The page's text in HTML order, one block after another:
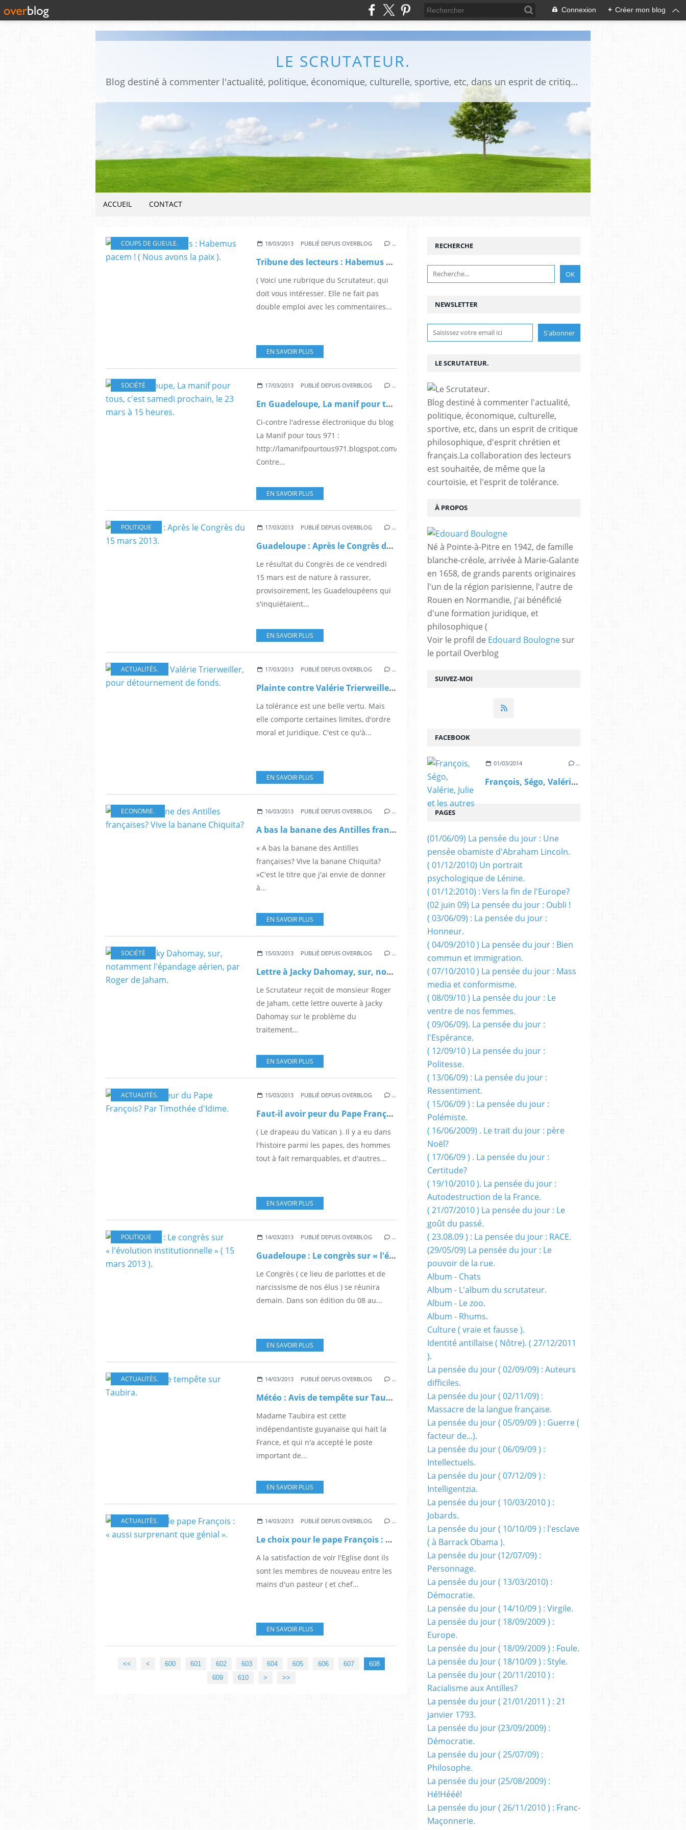
Connexion + Créer mon blog
LE SCRUTATEUR.
Blog destiné à commenter l'actualité, politique, économique, culturelle, sportive, etc, dans un esprit de critique philosophique, d'esprit chrétien et français.La collaboration des lecteurs est souhaitée, de même que la courtoisie, et l'esprit de tolérance.
ACCUEIL CONTACT
COUPS DE GUEULE. 18/03/2013 PUBLIÉ DEPUIS OVERBLOG …
Tribune des lecteurs : Habemus pacem ! ( Nous avons la paix ).
( Voici une rubrique du Scrutateur, qui
doit vous intéresser. Elle ne fait pas
double emploi avec les commentaires...
EN SAVOIR PLUS
SOCIÉTÉ 17/03/2013 PUBLIÉ DEPUIS OVERBLOG …
En Guadeloupe, La manif pour tous, c'est samedi prochain, le 23 mars à 15 heures.
Ci-contre l'adresse électronique du blog
La Manif pour tous 971 :
http://lamanifpourtous971.blogspot.com/
Contre...
EN SAVOIR PLUS
POLITIQUE 17/03/2013 PUBLIÉ DEPUIS OVERBLOG …
Guadeloupe : Après le Congrès du 15 mars 2013.
Le résultat du Congrès de ce vendredi
15 mars est de nature à rassurer,
provisoirement, les Guadeloupéens qui
s'inquiétaient...
EN SAVOIR PLUS
ACTUALITÉS. 17/03/2013 PUBLIÉ DEPUIS OVERBLOG …
Plainte contre Valérie Trierweiller, pour détournement de fonds.
La tolérance est une belle vertu. Mais
elle comporte certaines limites, d'ordre
moral et juridique. C'est ce qu'à...
EN SAVOIR PLUS
ECONOMIE. 16/03/2013 PUBLIÉ DEPUIS OVERBLOG …
A bas la banane des Antilles françaises? Vive la banane Chiquita?
« A bas la banane des Antilles
françaises? Vive la banane Chiquita?
»C'est le titre que j'ai envie de donner
à...
EN SAVOIR PLUS
SOCIÉTÉ 15/03/2013 PUBLIÉ DEPUIS OVERBLOG …
Lettre à Jacky Dahomay, sur, notamment l'épandage aérien, par Roger de Jaham.
Le Scrutateur reçoit de monsieur Roger
de Jaham, cette lettre ouverte à Jacky
Dahomay sur le problème du
traitement...
EN SAVOIR PLUS
ACTUALITÉS. 15/03/2013 PUBLIÉ DEPUIS OVERBLOG …
Faut-il avoir peur du Pape François? Par Timothée d'Idime.
( Le drapeau du Vatican ). Il y a eu dans
l'histoire parmi les papes, des hommes
tout à fait remarquables, et d'autres...
EN SAVOIR PLUS
POLITIQUE 14/03/2013 PUBLIÉ DEPUIS OVERBLOG …
Guadeloupe : Le congrès sur « l'évolution institutionnelle » ( 15 mars 2013 ).
Le Congrès ( ce lieu de parlottes et de
narcissisme de nos élus ) se réunira
demain. Dans son édition du 08 au...
EN SAVOIR PLUS
ACTUALITÉS. 14/03/2013 PUBLIÉ DEPUIS OVERBLOG …
Météo : Avis de tempête sur Taubira.
Madame Taubira est cette
indépendantiste guyanaise qui hait la
France, et qui n'a accepté le poste
important de...
EN SAVOIR PLUS
ACTUALITÉS. 14/03/2013 PUBLIÉ DEPUIS OVERBLOG …
Le choix pour le pape François : « aussi surprenant que génial ».
A la satisfaction de voir l'Eglise dont ils
sont les membres de nouveau entre les
mains d'un pasteur ( et chef...
EN SAVOIR PLUS
<< < 600 601 602 603 604 605 606 607
608
609
610 620
630
640
650
660
670
680
690
700
800
900
> >>
NEWSLETTER
SUIVEZ-MOI
RECHERCHE
LE SCRUTATEUR.
Blog destiné à commenter l'actualité,
politique, économique, culturelle,
sportive, etc, dans un esprit de critique
philosophique, d'esprit chrétien et
français.La collaboration des lecteurs
est souhaitée, de même que la
courtoisie, et l'esprit de tolérance.
À PROPOS
Né à Pointe-à-Pitre en 1942, de famille
blanche-créole, arrivée à Marie-Galante
en 1658, de grands parents originaires
l'un de la région parisienne, l'autre de
Rouen en Normandie, j'ai bénéficié
d'une formation juridique, et
philosophique (
Voir le profil de Edouard Boulogne sur
le portail Overblog
FACEBOOK
01/03/2014 …
François, Ségo, Valérie, Julie et les autres
PAGES
(01/06/09) La pensée du jour : Une
pensée obamiste d'Abraham Lincoln.
( 01/12/2010) Un portrait
psychologique de Lénine.
( 01/12:2010) : Vers la fin de l'Europe?
(02 juin 09) La pensée du jour : Oubli !
( 03/06/09) : La pensée du jour :
Honneur.
( 04/09/2010 ) La pensée du jour : Bien
commun et immigration.
( 07/10/2010 ) La pensée du jour : Mass
media et conformisme.
( 08/09/10 ) La pensée du jour : Le
ventre de nos femmes.
( 09/06/09). La pensée du jour :
l'Espérance.
( 12/09/10 ) La pensée du jour :
Politesse.
( 13/06/09) : La pensée du jour :
Ressentiment.
( 15/06/09 ) : La pensée du jour :
Polémiste.
( 16/06/2009) . Le trait du jour : père
Noël?
( 17/06/09 ) . La pensée du jour :
Certitude?
( 19/10/2010 ). La pensée du jour :
Autodestruction de la France.
( 21/07/2010 ) La pensée du jour : Le
goût du passé.
( 23.08.09 ) : La pensée du jour : RACE.
(29/05/09) La pensée du jour : Le
pouvoir de la rue.
Album - Chats
Album - L'album du scrutateur.
Album - Le zoo.
Album - Rhums.
Culture ( vraie et fausse ).
Identité antillaise ( Nôtre). ( 27/12/2011
).
La pensée du jour ( 02/09/09) : Auteurs
difficiles.
La pensée du jour ( 02/11/09) :
Massacre de la langue française.
La pensée du jour ( 05/09/09 ) : Guerre (
facteur de...).
La pensée du jour ( 06/09/09 ) :
Intellectuels.
La pensée du jour ( 07/12/09 ) :
Intelligentzia.
La pensée du jour ( 10/03/2010 ) :
Jobards.
La pensée du jour ( 10/10/09 ) : l'esclave
( à Barrack Obama ).
La pensée du jour (12/07/09) :
Personnage.
La pensée du jour ( 13/03/2010) :
Démocratie.
La pensée du jour ( 14/10/09 ) : Virgile.
La pensée du jour ( 18/09/2009 ) :
Europe.
La pensée du jour ( 18/09/2009 ) : Foule.
La pensée du Jour ( 18/10/09 ) : Style.
La pensée du jour ( 20/11/2010 ) :
Racialisme aux Antilles?
La pensée du jour ( 21/01/2011 ) : 21
janvier 1793.
La pensée du jour (23/09/2009) :
Démocratie.
La pensée du jour ( 25/07/09) :
Philosophe.
La pensée du jour (25/08/2009) :
Hé!Hééé!
La pensée du jour ( 26/11/2010 ) : Franc-
Maçonnerie.